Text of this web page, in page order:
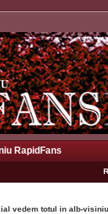
RapidFans
vedem totul in alb-